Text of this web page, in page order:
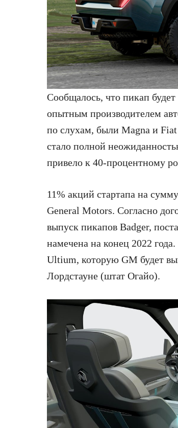
Сообщалось, что пикап
опытным производителем
по слухам, были Magna и
стало полной
привело к 40-процентному
11% акций стартапа на
General Motors. Согласно
выпуск пикапов Badger,
намечена на конец 2022
Ultium, которую GM будет
Лордстауне (штат Огайо).